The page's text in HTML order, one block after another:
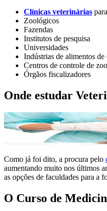
Clínicas veterinárias
Zoológicos
Fazendas
Institutos de pesquisa
Universidades
Indústrias de alimentos
Centros de controle de
Órgãos fiscalizadores
Onde estudar
Como já foi dito, a procura pelo
aumentando muito nos últimos
as opções de faculdades para a
O Curso de